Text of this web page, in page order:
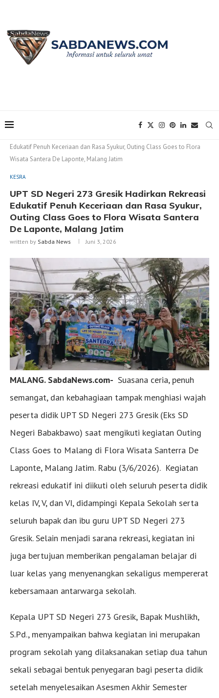
Edukatif Penuh Keceriaan dan Rasa Syukur, Outing Class Goes to Flora
Wisata Santera De Laponte, Malang Jatim
KESRA
UPT SD Negeri 273 Gresik Hadirkan Rekreasi
Edukatif Penuh Keceriaan dan Rasa Syukur,
Outing Class Goes to Flora Wisata Santera
De Laponte, Malang Jatim
written by Sabda News Juni 3, 2026
MALANG. SabdaNews.com- Suasana ceria, penuh
semangat, dan kebahagiaan tampak menghiasi wajah
peserta didik UPT SD Negeri 273 Gresik (Eks SD
Negeri Babakbawo) saat mengikuti kegiatan Outing
Class Goes to Malang di Flora Wisata Santerra De
Laponte, Malang Jatim. Rabu (3/6/2026). Kegiatan
rekreasi edukatif ini diikuti oleh seluruh peserta didik
kelas IV, V, dan VI, didampingi Kepala Sekolah serta
seluruh bapak dan ibu guru UPT SD Negeri 273
Gresik. Selain menjadi sarana rekreasi, kegiatan ini
juga bertujuan memberikan pengalaman belajar di
luar kelas yang menyenangkan sekaligus mempererat
kebersamaan antarwarga sekolah.
Kepala UPT SD Negeri 273 Gresik, Bapak Mushlikh,
S.Pd., menyampaikan bahwa kegiatan ini merupakan
program sekolah yang dilaksanakan setiap dua tahun
sekali sebagai bentuk penyegaran bagi peserta didik
setelah menyelesaikan Asesmen Akhir Semester